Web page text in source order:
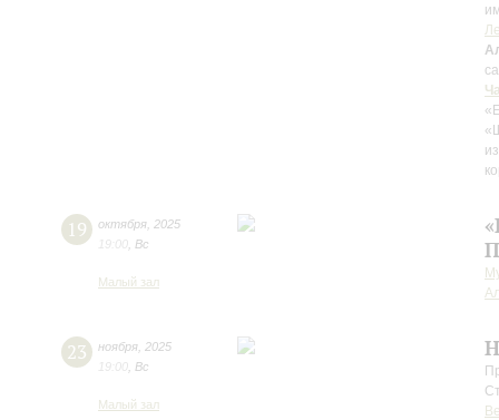
19 октября 2025
19:00 Вс
Малый зал
23 ноября 2025
19:00 Вс
Малый зал